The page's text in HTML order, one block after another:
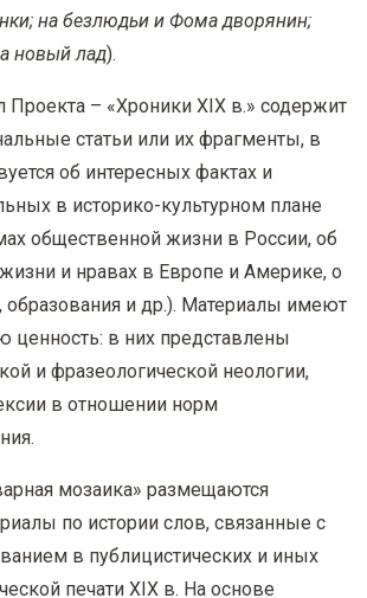
на безлюдьи и Фома дворянин;
новый лад).
Проекта – «Хроники XIX в.» содержит
статьи или их фрагменты, в
об интересных фактах и
в историко-культурном плане
общественной жизни в России, об
и нравах в Европе и Америке, о
образования и др.). Материалы имеют
ценность: в них представлены
и фразеологической неологии,
в отношении норм
мозаика» размещаются
по истории слов, связанные с
в публицистических и иных
печати XIX в. На основе